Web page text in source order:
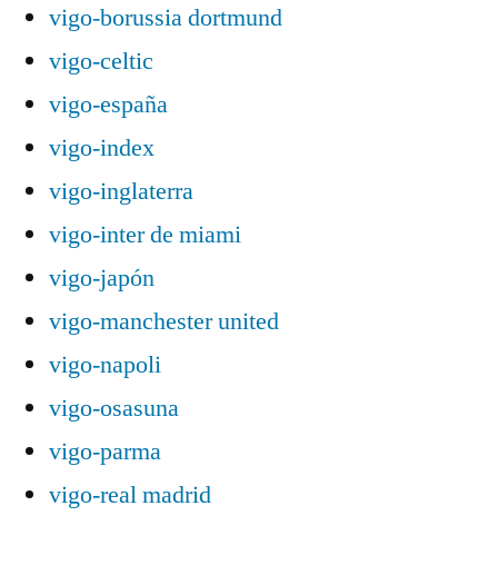
vigo-borussia dortmund
vigo-celtic
vigo-españa
vigo-index
vigo-inglaterra
vigo-inter de miami
vigo-japón
vigo-manchester united
vigo-napoli
vigo-osasuna
vigo-parma
vigo-real madrid